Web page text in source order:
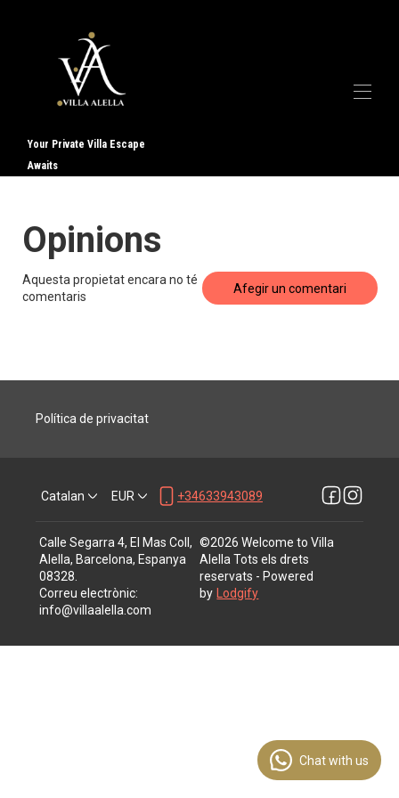
Your Private Villa Escape
Awaits
Inici
Opinions
Opinions
Aquesta propietat encara no té
comentaris
Afegir un comentari
Política de privacitat
Catalan EUR +34633943089
Calle Segarra 4, El Mas Coll,
Alella, Barcelona, Espanya
08328
Correu electrònic:
info@villaalella.com
©2026 Welcome to Villa
Alella Tots els drets
reservats - Powered
by
Lodgify
Chat with us